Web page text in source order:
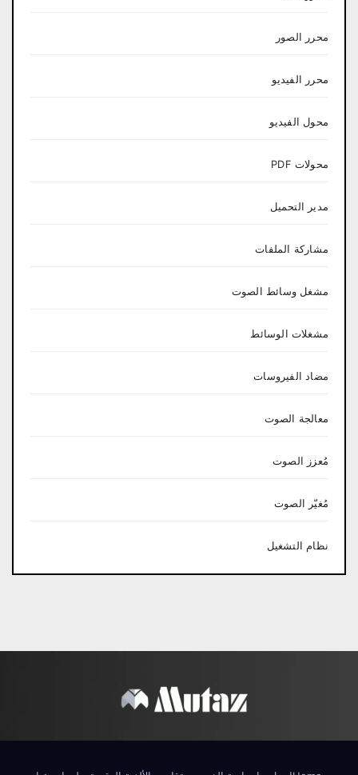
محرر الصور
محرر الفيديو
محول الفيديو
محولات PDF
مدير التحميل
مشاركة الملفات
مشغل وسائط الصوت
مشغلات الوسائط
مضاد الفيروسات
معالجة الصوت
مُعزز الصوت
مُغيّر الصوت
نظام التشغيل